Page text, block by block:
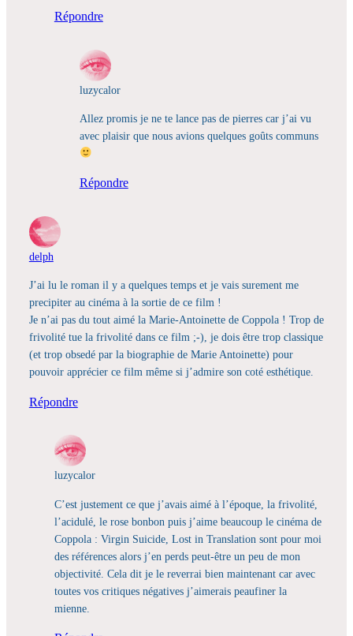
Répondre
luzycalor
Allez promis je ne te lance pas de pierres car j’ai vu
avec plaisir que nous avions quelques goûts communs
Répondre
delph
J’ai lu le roman il y a quelques temps et je vais surement me
precipiter au cinéma à la sortie de ce film !
Je n’ai pas du tout aimé la Marie-Antoinette de Coppola ! Trop de
frivolité tue la frivolité dans ce film ;-), je dois être trop classique
(et trop obsedé par la biographie de Marie Antoinette) pour
pouvoir apprécier ce film même si j’admire son coté esthétique.
Répondre
luzycalor
C’est justement ce que j’avais aimé à l’époque, la frivolité,
l’acidulé, le rose bonbon puis j’aime beaucoup le cinéma de
Coppola : Virgin Suicide, Lost in Translation sont pour moi
des références alors j’en perds peut-être un peu de mon
objectivité. Cela dit je le reverrai bien maintenant car avec
toutes vos critiques négatives j’aimerais peaufiner la
mienne.